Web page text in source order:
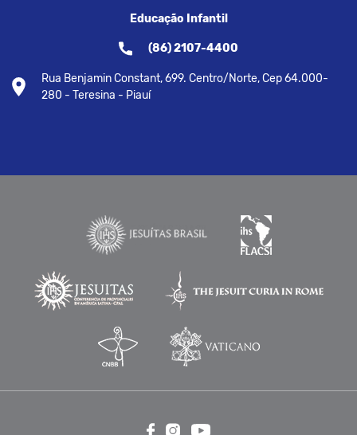
Educação Infantil
(86) 2107-4400
Rua Benjamin Constant, 699. Centro/Norte, Cep 64.000-
280 - Teresina - Piauí